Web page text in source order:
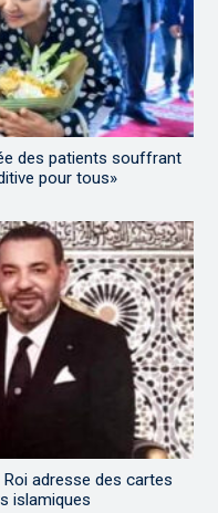
des patients souffrant
pour tous»
adresse des cartes
islamiques